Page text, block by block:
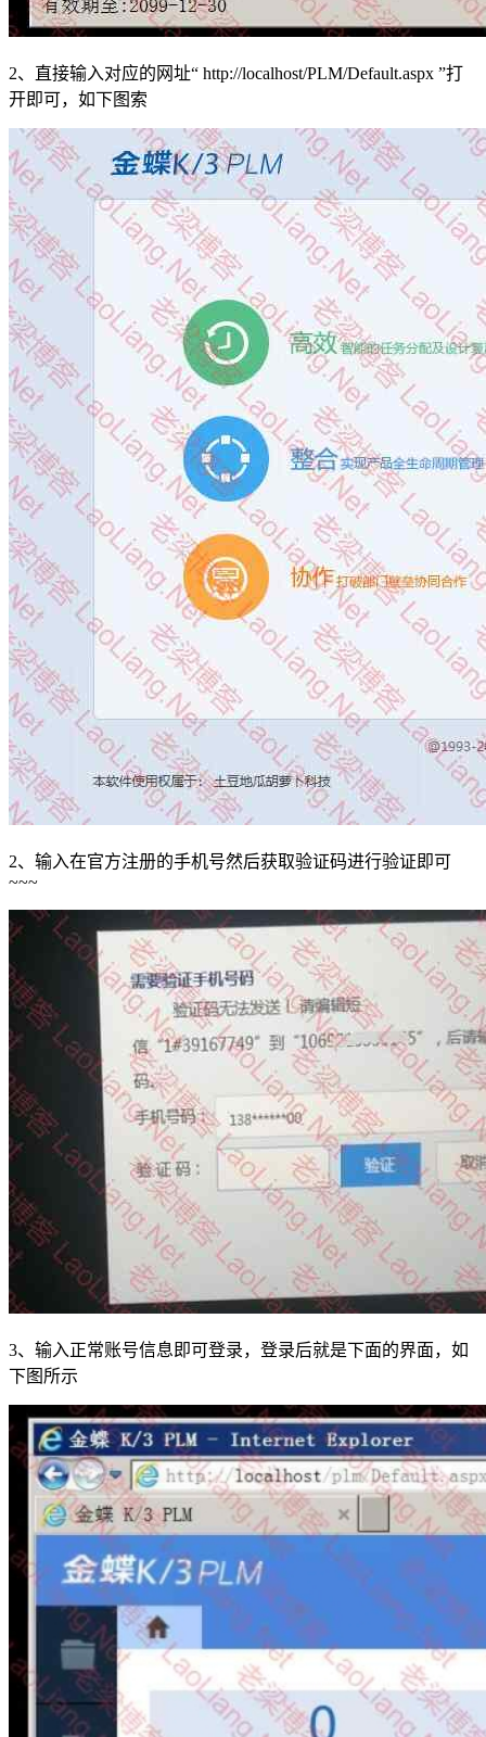
2、直接输入对应的网址“ http://localhost/PLM/Default.aspx ”打
开即可，如下图索
2、输入在官方注册的手机号然后获取验证码进行验证即可
~~~
3、输入正常账号信息即可登录，登录后就是下面的界面，如
下图所示